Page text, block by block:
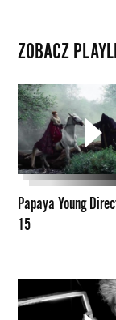
ZOBACZ
Papaya
Young
Directors
top
15
Papaya Young
15
Dialogues